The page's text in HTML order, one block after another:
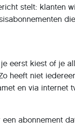
stelt: klanten
eerst kiest of je
heeft niet
en via internet
abonnement